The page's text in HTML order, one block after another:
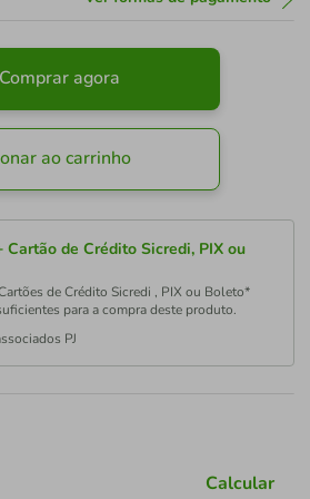
Comprar agora
ao carrinho
Cartão de Crédito Sicredi, PIX ou
de Crédito Sicredi , PIX ou Boleto*
para a compra deste produto.
PJ
Calcular